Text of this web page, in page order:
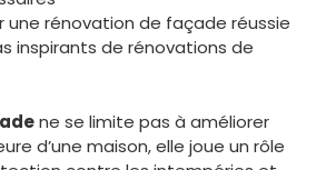
une rénovation de façade réussie
inspirants de rénovations de
ne se limite pas à améliorer
d’une maison, elle joue un rôle